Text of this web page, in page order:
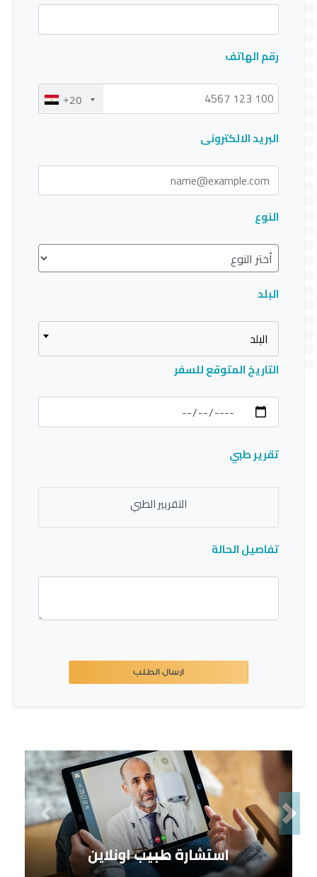
رقم الهاتف
+20
البريد الالكترونى
النوع
البلد
البلد
التاريخ المتوقع للسفر
تقرير طبي
التقريير الطبي
تفاصيل الحالة
ارسال الطلب
Previous Next